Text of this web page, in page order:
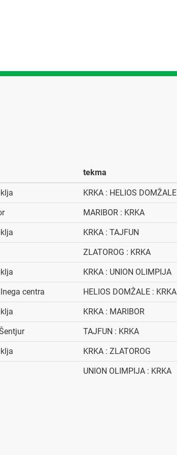
tekma
KRKA : HELIOS DOMŽALE
MARIBOR : KRKA
KRKA : TAJFUN
ZLATOROG : KRKA
KRKA : UNION OLIMPIJA
centra HELIOS DOMŽALE : KRKA
KRKA : MARIBOR
TAJFUN : KRKA
KRKA : ZLATOROG
UNION OLIMPIJA : KRKA